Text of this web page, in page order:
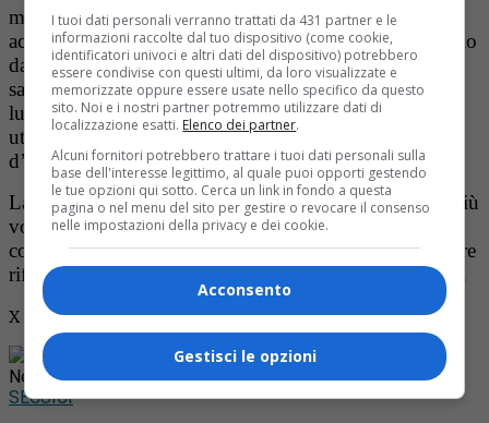
mentre era ancora intento ad aprirsi un varco per
accedere nell’abitazione del vicino, armato di un coltello
da cucina con una lama di 16 centimetri sporco di
sangue ed in evidente stato di ebbrezza. Trovata sul
luogo un’ascia di 12 centimetri di taglio, quella
utilizzata poco prima per tentare di abbattere la porta
d’ingresso del vicino.
La lite era iniziata a cena, e il padre aveva già colpito più
volte il braccio e la mano sinistra della figlia con un
coltello da cucina, prima che la donna riuscisse a trovare
rifugio dal vicino. L’uomo è finito in carcere a Vercelli.
X
Rimani aggiornato seguendoci su Google
News!
SEGUICI
I tuoi dati personali verranno trattati da 431 partner e le
informazioni raccolte dal tuo dispositivo (come cookie,
identificatori univoci e altri dati del dispositivo) potrebbero
essere condivise con questi ultimi, da loro visualizzate e
memorizzate oppure essere usate nello specifico da questo
sito. Noi e i nostri partner potremmo utilizzare dati di
localizzazione esatti. Elenco dei partner.
Alcuni fornitori potrebbero trattare i tuoi dati personali sulla
base dell'interesse legittimo, al quale puoi opporti gestendo
le tue opzioni qui sotto. Cerca un link in fondo a questa
pagina o nel menu del sito per gestire o revocare il consenso
nelle impostazioni della privacy e dei cookie.
Acconsento
Gestisci le opzioni